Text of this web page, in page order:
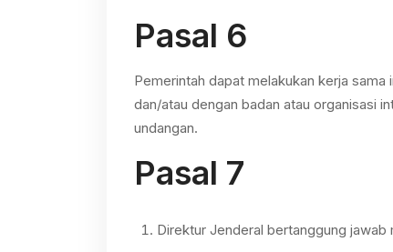
Pasal 6
Pemerintah dapat melakukan kerja sama
dan/atau dengan badan atau organisasi
undangan.
Pasal 7
Direktur Jenderal bertanggung